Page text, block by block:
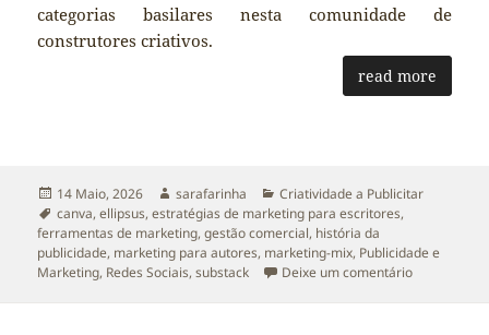
categorias basilares nesta comunidade de
construtores criativos.
read more
Publicado
a
14 Maio, 2026 Autor
sarafarinha Categorias
Criatividade a Publicitar
Etiquetas
canva,ellipsus,estratégias de marketing para escritores,
ferramentas de marketing,gestão comercial, história da
publicidade, marketing para autores, marketing-mix, Publicidade e
Marketing, Redes Sociais,substack Deixe um comentáriosobre